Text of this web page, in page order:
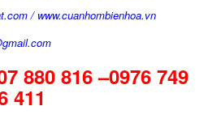
/ www.cuanhombienhoa.vn
880 816 –0976 749
411